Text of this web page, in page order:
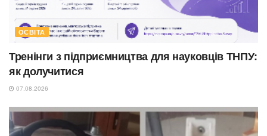
ОСВІТА
Тренінги з підприємництва для науковців ТНПУ:
як долучитися
07.08.2026